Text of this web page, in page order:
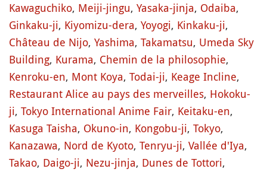
Kawaguchiko, Meiji-jingu, Yasaka-jinja, Odaiba,
Ginkaku-ji, Kiyomizu-dera, Yoyogi, Kinkaku-ji,
Château de Nijo, Yashima, Takamatsu, Umeda Sky
Building, Kurama, Chemin de la philosophie,
Kenroku-en, Mont Koya, Todai-ji, Keage Incline,
Restaurant Alice au pays des merveilles, Hokoku-
ji, Tokyo International Anime Fair, Keitaku-en,
Kasuga Taisha, Okuno-in, Kongobu-ji, Tokyo,
Kanazawa, Nord de Kyoto, Tenryu-ji, Vallée d'Iya,
Takao, Daigo-ji, Nezu-jinja, Dunes de Tottori,